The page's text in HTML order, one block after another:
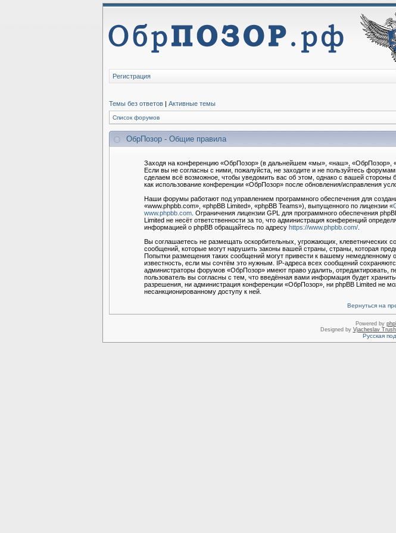
Регистрация
Темы без ответов | Активные темы
Список форумов
ОбрПозор - Общие правила
Заходя на конференцию «ОбрПозор» (в дальнейшем «мы», «наш», «ОбрПозор»,
Если вы не согласны с ними, пожалуйста, не заходите и не пользуйтесь
сделаем всё возможное, чтобы уведомить вас об этом, однако с вашей стороны
как использование конференции «ОбрПозор» после обновления/исправления
Наши форумы работают под управлением программного обеспечения для
«www.phpbb.com», «phpBB Limited», «phpBB Teams»), выпущенного по лицензии «
www.phpbb.com. Ограничения лицензии GPL для программного обеспечения
Limited не несёт ответственности за то, что администрация конференций
информацией о phpBB обращайтесь по адресу https://www.phpbb.com/.
Вы соглашаетесь не размещать оскорбительных, угрожающих, клеветнических
сообщений, которые могут нарушить законы вашей страны, страны, которая
Попытки размещения таких сообщений могут привести к вашему немедленному
известность, если мы сочтём это нужным. IP-адреса всех сообщений
администраторы форумов «ОбрПозор» имеют право удалить,
пользователь вы согласны с тем, что введённая вами информация будет
разрешения, ни администрация конференции «ОбрПозор», ни phpBB Limited не
несанкционированному доступу к ней.
Вернуться на
Powered by
Designed by Vjacheslav
Русская